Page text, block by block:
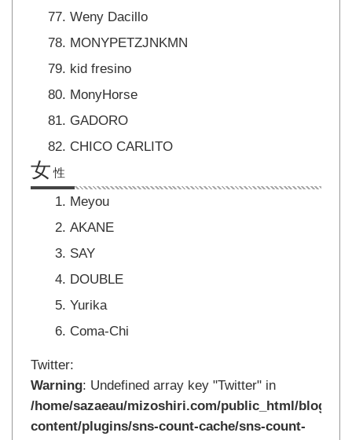
Weny Dacillo
MONYPETZJNKMN
kid fresino
MonyHorse
GADORO
CHICO CARLITO
女 性
Meyou
AKANE
SAY
DOUBLE
Yurika
Coma-Chi
Twitter:
Warning: Undefined array key "Twitter" in
/home/sazaeau/mizoshiri.com/public_html/
content/plugins/sns-count-cache/sns-count-